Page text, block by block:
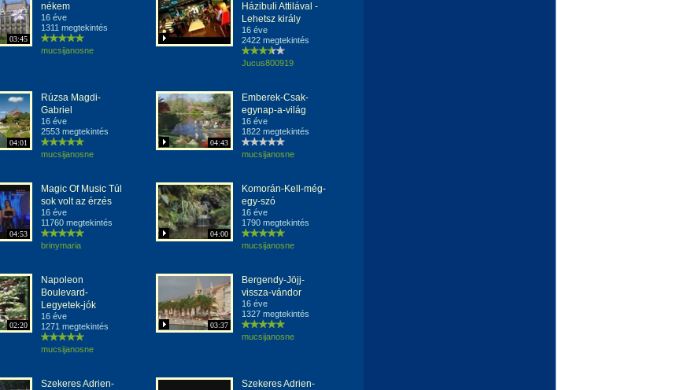
03:45
nékem
16 éve
1311 megtekintés
mucsijanosne
Házibuli Attilával -
Lehetsz király
16 éve
2422 megtekintés
Jucus800919
04:01
Rúzsa Magdi-
Gabriel
16 éve
2553 megtekintés
mucsijanosne
04:43
Emberek-Csak-
egynap-a-világ
16 éve
1822 megtekintés
mucsijanosne
04:53
Magic Of Music Túl
sok volt az érzés
16 éve
11760 megtekintés
brinymaria
04:00
Komorán-Kell-még-
egy-szó
16 éve
1790 megtekintés
mucsijanosne
02:20
Napoleon
Boulevard-
Legyetek-jók
16 éve
1271 megtekintés
mucsijanosne
03:37
Bergendy-Jöjj-
vissza-vándor
16 éve
1327 megtekintés
mucsijanosne
Szekeres Adrien-
Szekeres Adrien-